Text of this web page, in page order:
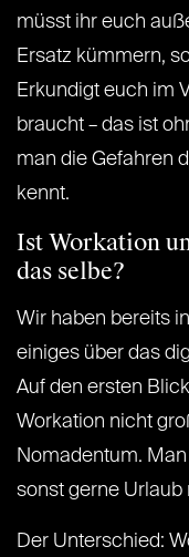
müsst ihr euch
Ersatz kümmern,
Erkundigt euch im
braucht – das ist
man die Gefahren
kennt.
Ist Workation
das selbe?
Wir haben bereits
einiges über das
Auf den ersten
Workation nicht
Nomadentum.
sonst gerne Urlaub
Der Unterschied: